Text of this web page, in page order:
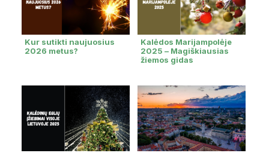
Kur sutikti naujuosius
2026 metus?
Kalėdos Marijampolėje
2025 – Magiškiausias
žiemos gidas